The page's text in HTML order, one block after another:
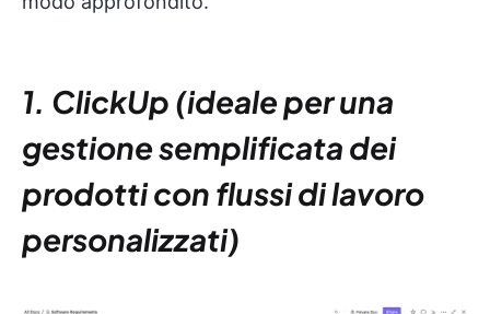
1. ClickUp (ideale per una
gestione semplificata dei
prodotti con flussi di lavoro
personalizzati)